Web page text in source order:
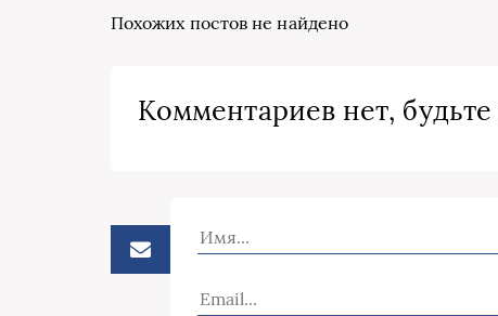
Похожих постов не найдено
Комментариев нет,